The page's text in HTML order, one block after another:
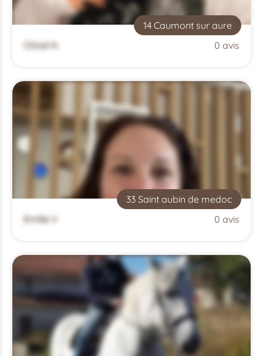
14 Caumont sur aure
Chloé N
0 avis
33 Saint aubin de medoc
Emilie V
0 avis